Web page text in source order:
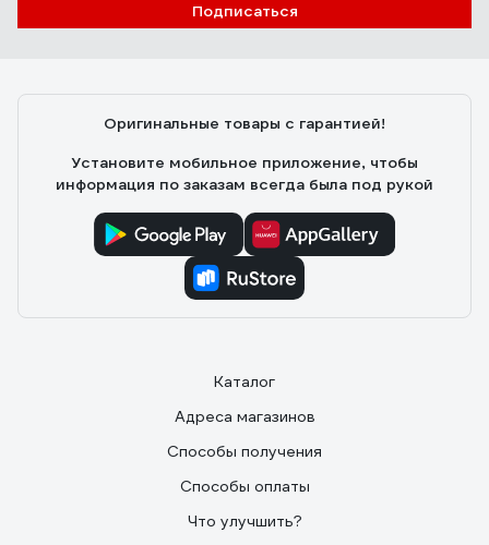
Подписаться
Оригинальные товары с гарантией!
Установите мобильное приложение, чтобы
информация по заказам всегда была под рукой
Каталог
Адреса магазинов
Способы получения
Способы оплаты
Что улучшить?